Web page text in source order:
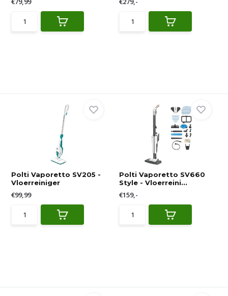
Polti Vaporetto SV205 -
Vloerreiniger
€99,99
Polti Vaporetto SV660
Style - Vloerreini...
€159,-